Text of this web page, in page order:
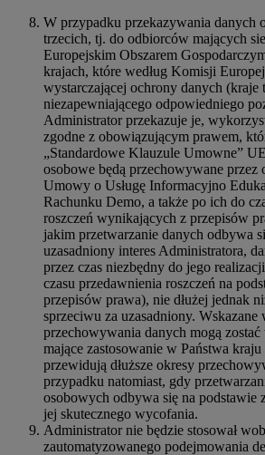
W przypadku przekazywania danych
trzecich, tj. do odbiorców mających
Europejskim Obszarem
krajach, które według Komisji
wystarczającej ochrony danych (kraje
niezapewniającego odpowiedniego
Administrator przekazuje je,
zgodne z obowiązującym prawem,
„Standardowe Klauzule Umowne”
osobowe będą przechowywane przez
Umowy o Usługę Informacyjno
Rachunku Demo, a także po ich do
roszczeń wynikających z przepisów
jakim przetwarzanie danych odbywa
uzasadniony interes Administratora,
przez czas niezbędny do jego
czasu przedawnienia roszczeń na
przepisów prawa), nie dłużej jednak
sprzeciwu za uzasadniony. Wskazane
przechowywania danych mogą zostać
mające zastosowanie w Państwa
przewidują dłuższe okresy
przypadku natomiast, gdy
osobowych odbywa się na podstawie
jej skutecznego wycofania.
Administrator nie będzie stosował
zautomatyzowanego podejmowania